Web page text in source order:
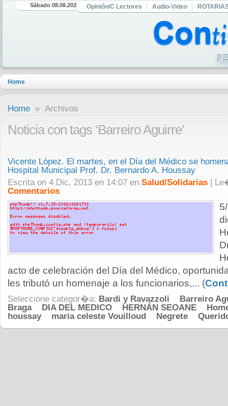
Sábado 08.08.2026 Opinión/C Lectores Audio-Video
Home
Home » Archivos
Noticia con tags ‘Barreiro Aguirre’
Vicente López. El martes, en el Día del Médico se
Hospital Municipal Prof. Dr. Bernardo A. Houssay
Escrita on 4 Dic, 2013 en 14:07 en Salud/Solidarias |
Comentarios
acto de celebración del Día del Médico,
les tributó un homenaje a los funcionarios,... (
Seleccione categor�a: Bardi y Ravazzoli
Barreiro
Braga
DIA DEL MEDICO HERNÁN SEOANE
houssay
maria celeste Vouilloud Negrete